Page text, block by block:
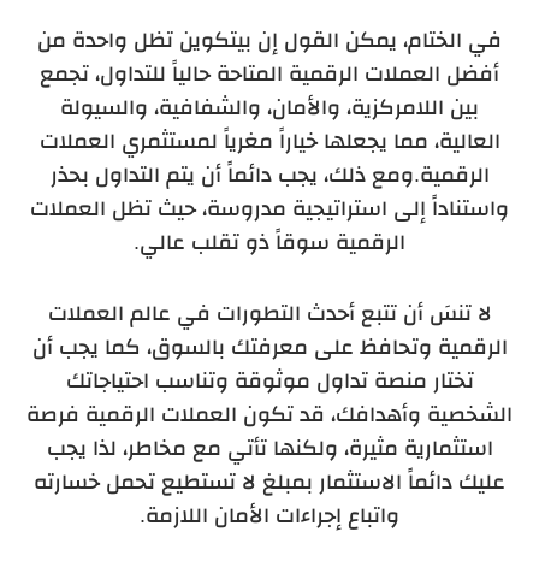
في الختام، يمكن القول إن بيتكوين تظل واحدة من
أفضل العملات الرقمية المتاحة حالياً للتداول، تجمع
بين اللامركزية، والأمان، والشفافية، والسيولة
العالية، مما يجعلها خياراً مغرياً لمستثمري العملات
الرقمية.ومع ذلك، يجب دائماً أن يتم التداول بحذر
واستناداً إلى استراتيجية مدروسة، حيث تظل العملات
الرقمية سوقاً ذو تقلب عالي.
لا تنسَ أن تتبع أحدث التطورات في عالم العملات
الرقمية وتحافظ على معرفتك بالسوق، كما يجب أن
تختار منصة تداول موثوقة وتناسب احتياجاتك
الشخصية وأهدافك، قد تكون العملات الرقمية فرصة
استثمارية مثيرة، ولكنها تأتي مع مخاطر، لذا يجب
عليك دائماً الاستثمار بمبلغ لا تستطيع تحمل خسارته
واتباع إجراءات الأمان اللازمة.